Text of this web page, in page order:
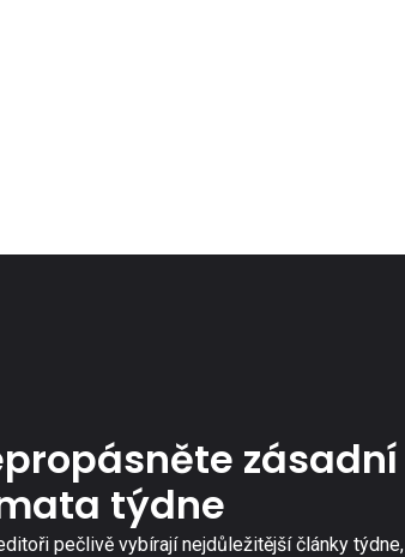
zásadní
týdne
pečlivě vybírají nejdůležitější články týdne,